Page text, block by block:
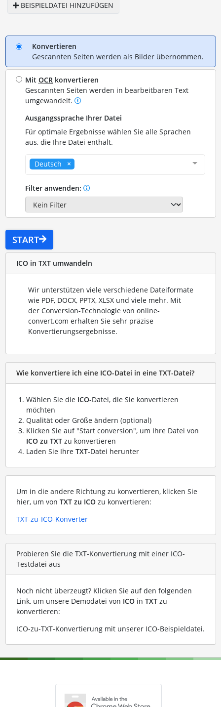
BEISPIELDATEI HINZUFÜGEN
Konvertieren
Gescannten Seiten werden als Bilder übernommen.
MitOCR konvertieren
Gescannten Seiten werden in bearbeitbaren Text
umgewandelt.
Ausgangssprache Ihrer Datei
Für optimale Ergebnisse wählen Sie alle Sprachen
aus, die Ihre Datei enthält.
Deutsch
Filter anwenden:
START
ICO in TXT umwandeln
Wir unterstützen viele verschiedene Dateiformate
wie PDF, DOCX, PPTX, XLSX und viele mehr. Mit
der Conversion-Technologie von online-
convert.com erhalten Sie sehr präzise
Konvertierungsergebnisse.
Wie konvertiere ich eine ICO-Datei in eine TXT-Datei?
Wählen Sie die ICO-Datei, die Sie konvertieren
möchten
Qualität oder Größe ändern (optional)
Klicken Sie auf "Start conversion", um Ihre Datei von
ICO zu TXTzu konvertieren
Laden Sie Ihre TXT-Datei herunter
Um in die andere Richtung zu konvertieren, klicken Sie
hier, um von TXT zu ICOzu konvertieren:
TXT-zu-ICO-Konverter
Probieren Sie die TXT-Konvertierung mit einer ICO-
Testdatei aus
Noch nicht überzeugt? Klicken Sie auf den folgenden
Link, um unsere Demodatei von ICOin TXTzu
konvertieren:
ICO-zu-TXT-Konvertierung mit unserer ICO-Beispieldatei.